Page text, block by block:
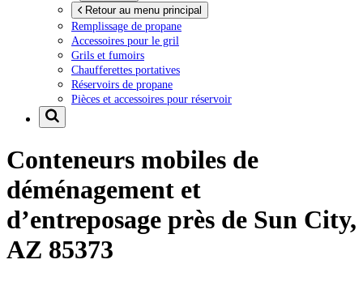
Retour au menu principal
Remplissage de propane
Accessoires pour le gril
Grils et fumoirs
Chaufferettes portatives
Réservoirs de propane
Pièces et accessoires pour réservoir
Conteneurs mobiles de
déménagement et
d’entreposage près de Sun City,
AZ 85373